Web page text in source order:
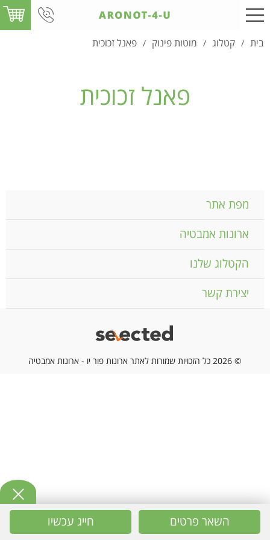
השאר פרטים חייג עכשיו
בית / קטלוג / מוטות פינוק / פאנל זכוכית
פאנל זכוכית
מפת אתר
ארונות אמבטיה
הקטלוג שלנו
יצירת קשר
© 2026 כל הזכויות שמורות לאתר ארונות פור יו - ארונות אמבטיה